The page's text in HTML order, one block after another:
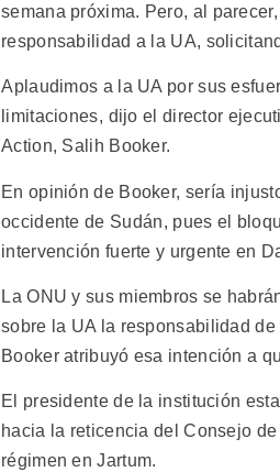
semana próxima. Pero, al
responsabilidad a la UA,
Aplaudimos a la UA por sus
limitaciones, dijo el director
Action, Salih Booker.
En opinión de Booker, sería
occidente de Sudán, pues el
intervención fuerte y urgente en
La ONU y sus miembros se
sobre la UA la responsabilidad de
Booker atribuyó esa intención a
El presidente de la institución
hacia la reticencia del Consejo
régimen en Jartum.